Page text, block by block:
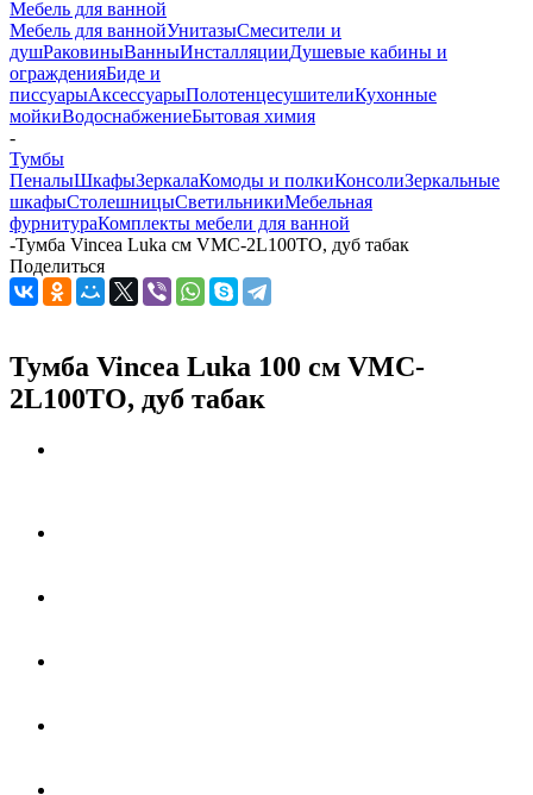
Мебель для ванной
Мебель для ваннойУнитазыСмесители и
душРаковиныВанныИнсталляцииДушевые кабины и
огражденияБиде и
писсуарыАксессуарыПолотенцесушителиКухонные
мойкиВодоснабжениеБытовая химия
-
Тумбы
ПеналыШкафыЗеркалаКомоды и полкиКонсолиЗеркальные
шкафыСтолешницыСветильникиМебельная
фурнитураКомплекты мебели для ванной
-Тумба Vincea Luka см VMC-2L100TO, дуб табак
Поделиться
Тумба Vincea Luka 100 см VMC-
2L100TO, дуб табак